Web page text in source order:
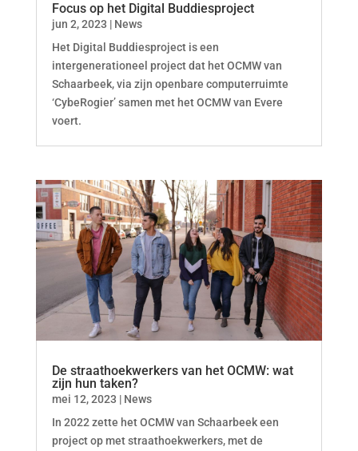
Focus op het Digital Buddiesproject
jun 2, 2023 | News
Het Digital Buddiesproject is een
intergenerationeel project dat het OCMW van
Schaarbeek, via zijn openbare computerruimte
‘CybeRogier’ samen met het OCMW van Evere
voert.
De straathoekwerkers van het OCMW: wat
zijn hun taken?
mei 12, 2023 | News
In 2022 zette het OCMW van Schaarbeek een
project op met straathoekwerkers, met de